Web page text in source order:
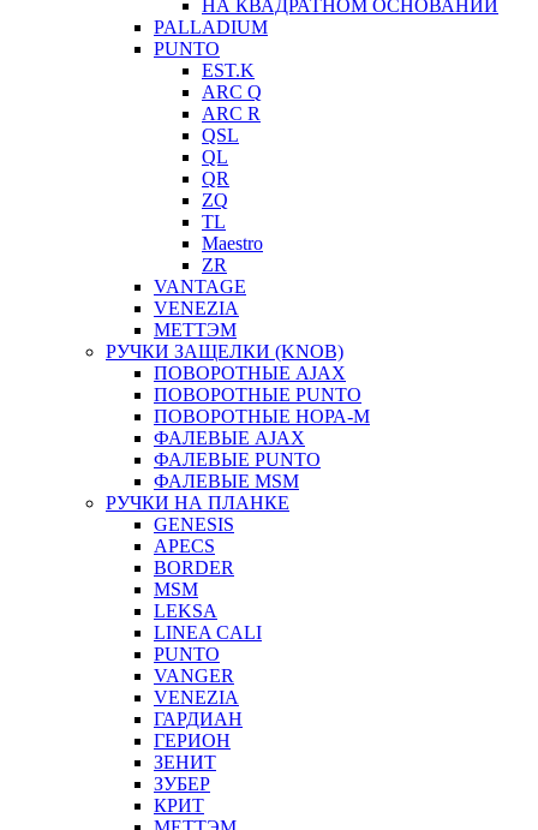
НА КВАДРАТНОМ ОСНОВАНИИ
PALLADIUM
PUNTO
EST.K
ARC Q
ARC R
QSL
QL
QR
ZQ
TL
Maestro
ZR
VANTAGE
VENEZIA
МЕТТЭМ
РУЧКИ ЗАЩЕЛКИ (KNOB)
ПОВОРОТНЫЕ AJAX
ПОВОРОТНЫЕ PUNTO
ПОВОРОТНЫЕ НОРА-М
ФАЛЕВЫЕ AJAX
ФАЛЕВЫЕ PUNTO
ФАЛЕВЫЕ MSM
РУЧКИ НА ПЛАНКЕ
GENESIS
APECS
BORDER
MSM
LEKSA
LINEA CALI
PUNTO
VANGER
VENEZIA
ГАРДИАН
ГЕРИОН
ЗЕНИТ
ЗУБЕР
КРИТ